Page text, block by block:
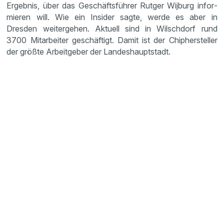
Ergebnis, über das Geschäfts­führer Rutger Wijburg infor­
mieren will. Wie ein Insider sagte, werde es aber in
Dresden weiter­gehen. Aktuell sind in Wilsch­dorf rund
3700 Mitar­beiter geschäf­tigt. Damit ist der Chipher­steller
der größte Arbeit­geber der Landes­haupt­stadt.